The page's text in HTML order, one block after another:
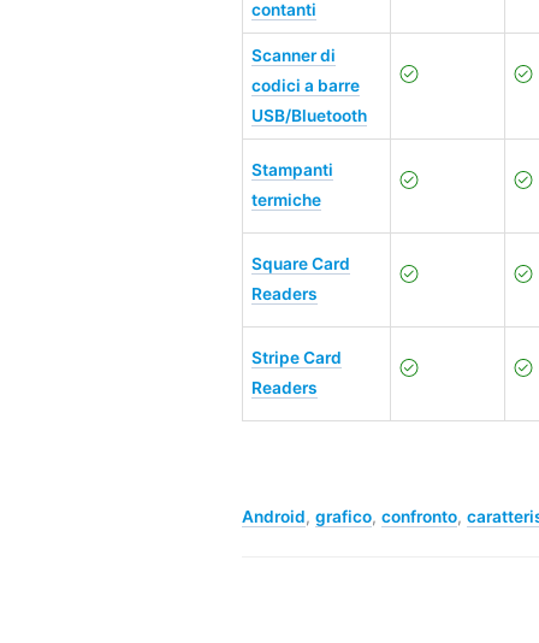
contanti
Scanner di
codici a barre
USB/Bluetooth
Stampanti
termiche
Square Card
Readers
Stripe Card
Readers
Android, grafico, confronto,